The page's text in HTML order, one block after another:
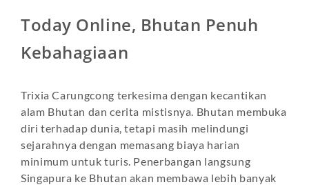
Today Online, Bhutan Penuh
Kebahagiaan
Trixia Carungcong terkesima dengan kecantikan
alam Bhutan dan cerita mistisnya. Bhutan membuka
diri terhadap dunia, tetapi masih melindungi
sejarahnya dengan memasang biaya harian
minimum untuk turis. Penerbangan langsung
Singapura ke Bhutan akan membawa lebih banyak